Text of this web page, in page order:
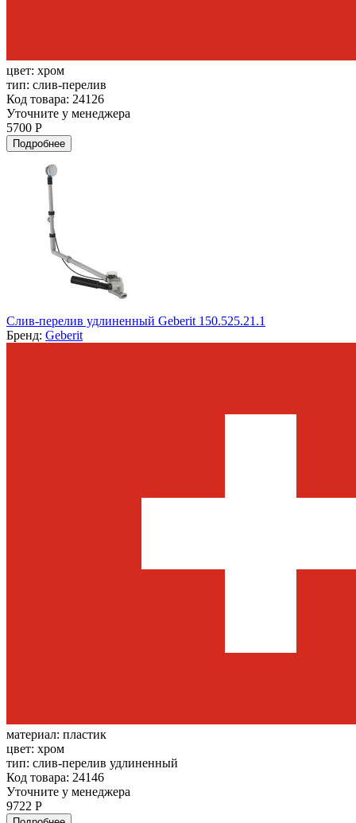
цвет: хром
тип: слив-перелив
Код товара: 24126
Уточните у менеджера
5700 Р
Подробнее
Слив-перелив удлиненный Geberit 150.525.21.1
Бренд: Geberit
материал: пластик
цвет: хром
тип: слив-перелив удлиненный
Код товара: 24146
Уточните у менеджера
9722 Р